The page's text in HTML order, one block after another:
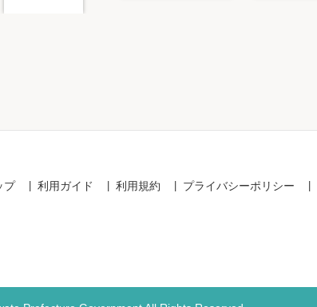
プ 利用ガイド 利用規約 プライバシーポリシー